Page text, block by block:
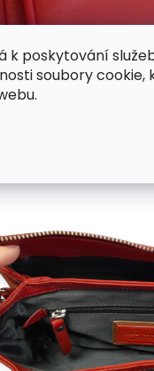
k poskytování
soubory